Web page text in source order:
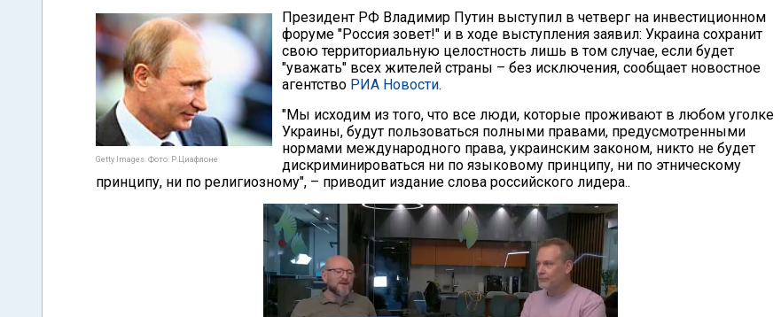
Getty Images. Фото: Р.Циафлоне
Президент РФ Владимир Путин выступил в четверг на инвестиционном
форуме "Россия зовет!" и в ходе выступления заявил: Украина сохранит
свою территориальную целостность лишь в том случае, если будет
"уважать" всех жителей страны – без исключения, сообщает новостное
агентство РИА Новости.
"Мы исходим из того, что все люди, которые проживают в любом уголке
Украины, будут пользоваться полными правами, предусмотренными
нормами международного права, украинским законом, никто не будет
дискриминироваться ни по языковому принципу, ни по этническому
принципу, ни по религиозному", – приводит издание слова российского лидера..